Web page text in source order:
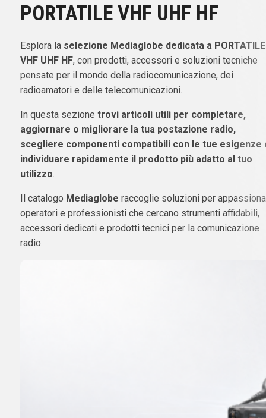
PORTATILE VHF UHF HF
Esplora la selezione Mediaglobe dedicata a PORTATILE
VHF UHF HF, con prodotti, accessori e soluzioni tecniche
pensate per il mondo della radiocomunicazione, dei
radioamatori e delle telecomunicazioni.
In questa sezione trovi articoli utili per completare,
aggiornare o migliorare la tua postazione radio,
scegliere componenti compatibili con le tue esigenze
individuare rapidamente il prodotto più adatto al tuo
utilizzo.
Il catalogo Mediaglobe raccoglie soluzioni per
operatori e professionisti che cercano strumenti affidabili,
accessori dedicati e prodotti tecnici per la comunicazione
radio.